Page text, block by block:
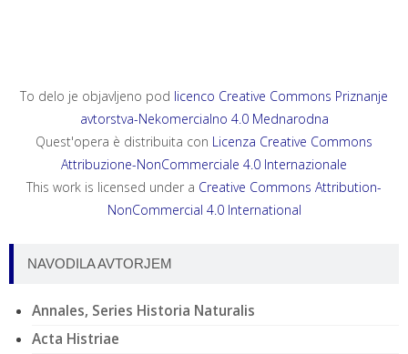
To delo je objavljeno pod licenco Creative Commons Priznanje
avtorstva-Nekomercialno 4.0 Mednarodna
Quest'opera è distribuita con Licenza Creative Commons
Attribuzione-NonCommerciale 4.0 Internazionale
This work is licensed under a Creative Commons Attribution-
NonCommercial 4.0 International
NAVODILA AVTORJEM
Annales, Series Historia Naturalis
Acta Histriae